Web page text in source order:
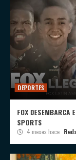
DEPORTES
FOX DESEMBARCA
SPORTS
4 meses hace